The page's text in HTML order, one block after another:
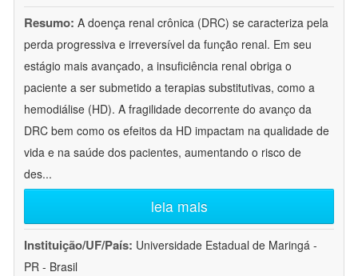
Resumo: A doença renal crônica (DRC) se caracteriza pela
perda progressiva e irreversível da função renal. Em seu
estágio mais avançado, a insuficiência renal obriga o
paciente a ser submetido a terapias substitutivas, como a
hemodiálise (HD). A fragilidade decorrente do avanço da
DRC bem como os efeitos da HD impactam na qualidade de
vida e na saúde dos pacientes, aumentando o risco de
des...
leia mais
Instituição/UF/País: Universidade Estadual de Maringá -
PR - Brasil